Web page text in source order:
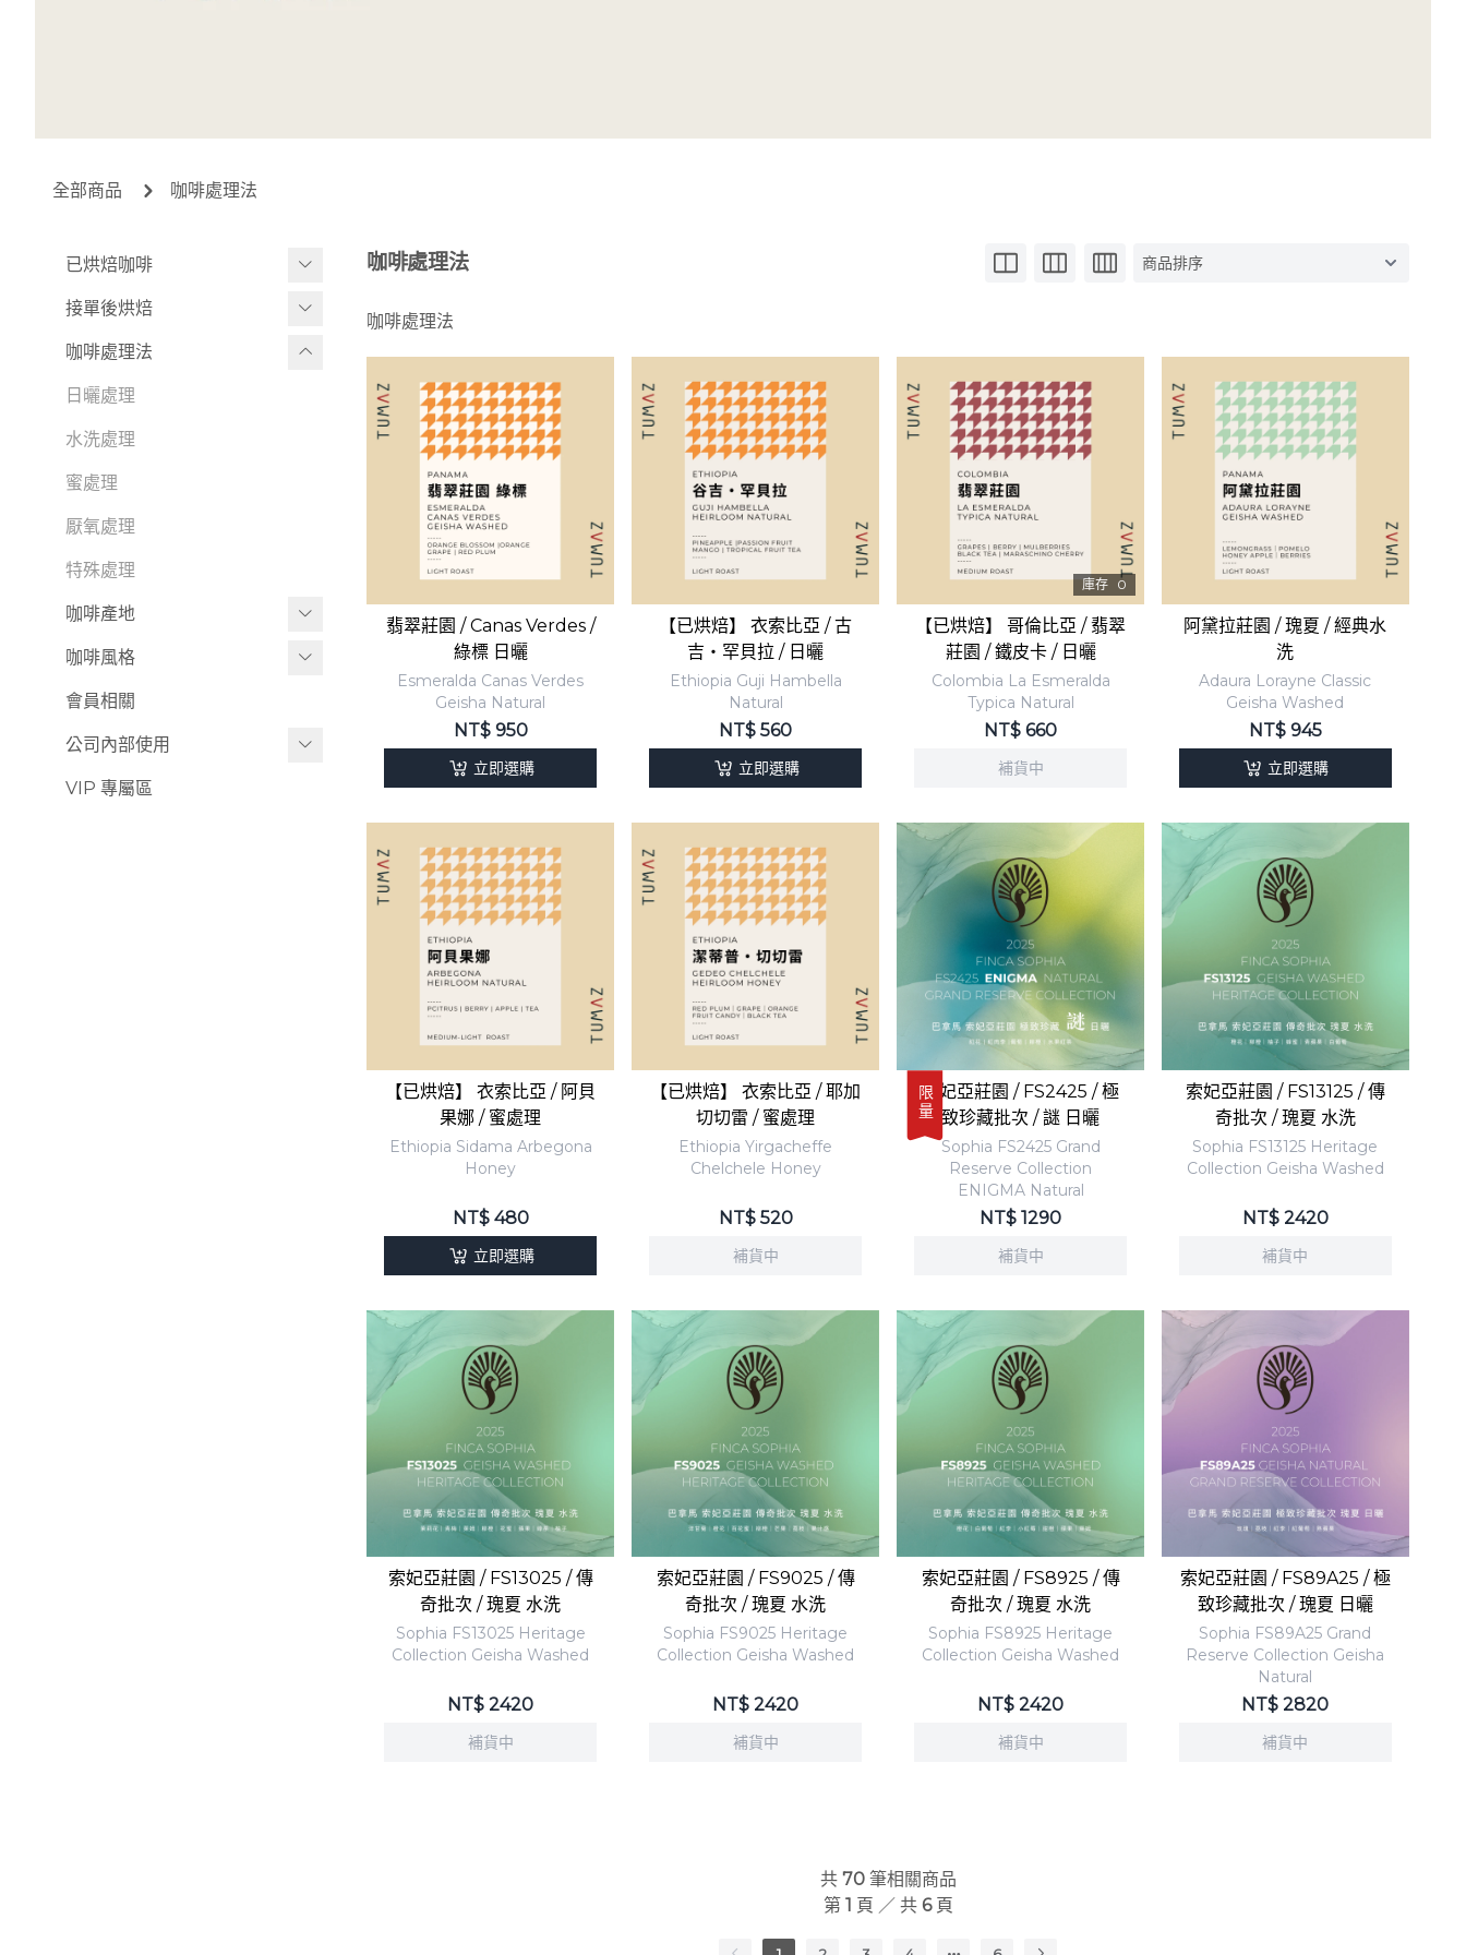
全部商品 咖啡處理法
已烘焙咖啡
瑰夏、特殊品種
日常單品咖啡
- 新品上架
浸泡咖啡包
瑰夏盲盒
接單後烘焙
瑰夏、特殊品種
- 頂級稀有莊園
- 微批次莊園
- 知名一級莊園
- CP值高莊園
瑰夏日常系列
日常精品咖啡
- 非洲
- 中南美洲
批發包裝
咖啡處理法
日曬處理
水洗處理
蜜處理
厭氧處理
特殊處理
咖啡產地
衣索比亞
巴拿馬
- Adaura 阿朵拉莊園
- Agricola 耕樸莊園
咖啡風格
明亮果香風味
深色果香風味
花茶調風味
會員相關
公司內部使用
貨運
VIP 專屬區
咖啡處理法
咖啡處理法
翡翠莊園 / Canas Verdes /
綠標 日曬
Esmeralda Canas Verdes
Geisha Natural
NT$950
立即選購
【已烘焙】 衣索比亞 / 古
吉・罕貝拉 / 日曬
Ethiopia Guji Hambella
Natural
NT$ 560
立即選購
庫存 0
【已烘焙】 哥倫比亞 / 翡翠
莊園 / 鐵皮卡 / 日曬
Colombia La Esmeralda
Typica Natural
NT$ 660
補貨中
阿黛拉莊園 / 瑰夏 / 經典水
洗
Adaura Lorayne Classic
Geisha Washed
NT$945
立即選購
【已烘焙】 衣索比亞 / 阿貝
果娜 / 蜜處理
Ethiopia Sidama Arbegona
Honey
NT$480
立即選購
【已烘焙】 衣索比亞 / 耶加
切切雷 / 蜜處理
Ethiopia Yirgacheffe
Chelchele Honey
NT$520
補貨中
限量
索妃亞莊園 / FS2425 / 極
致珍藏批次 / 謎 日曬
Sophia FS2425 Grand
Reserve Collection
ENIGMA Natural
NT$ 1290
補貨中
索妃亞莊園 / FS13125 / 傳
奇批次 / 瑰夏 水洗
Sophia FS13125 Heritage
Collection Geisha Washed
NT$2420
補貨中
索妃亞莊園 / FS13025 / 傳
奇批次 / 瑰夏 水洗
Sophia FS13025 Heritage
Collection Geisha Washed
NT$ 2420
補貨中
索妃亞莊園 / FS9025 / 傳
奇批次 / 瑰夏 水洗
Sophia FS9025 Heritage
Collection Geisha Washed
NT$ 2420
補貨中
索妃亞莊園 / FS8925 / 傳
奇批次 / 瑰夏 水洗
Sophia FS8925 Heritage
Collection Geisha Washed
NT$ 2420
補貨中
索妃亞莊園 / FS89A25 / 極
致珍藏批次 / 瑰夏 日曬
Sophia FS89A25 Grand
Reserve Collection Geisha
Natural
NT$ 2820
補貨中
共 70筆相關商品
第 1 頁 ／ 共 6頁